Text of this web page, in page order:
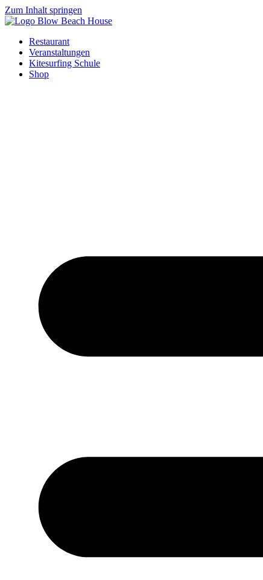
Zum Inhalt springen
Restaurant
Veranstaltungen
Kitesurfing Schule
Shop